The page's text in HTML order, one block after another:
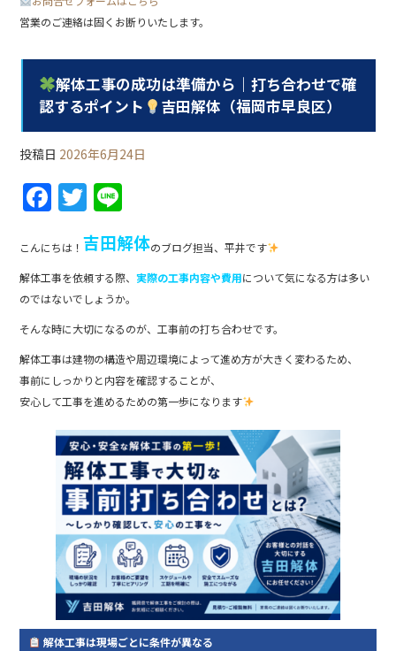
営業のご連絡は固くお断りいたします。
解体工事の成功は準備から｜打ち合わせで確
認するポイント
吉田解体（福岡市早良区）
投稿日 2026年6月24日
F
a
c
e
b
o
o
k
T
w
itt
er
n
e
こんにちは！ 吉田解体のブログ担当、平井です
解体工事を依頼する際、実際の工事内容や費用について気になる方は多い
のではないでしょうか。
そんな時に大切になるのが、工事前の打ち合わせです。
解体工事は建物の構造や周辺環境によって進め方が大きく変わるため、
事前にしっかりと内容を確認することが、
安心して工事を進めるための第一歩になります
解体工事は現場ごとに条件が異なる